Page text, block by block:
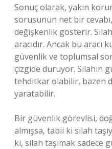
Sonuç olarak, yakın
sorusunun net bir
değişkenlik gösterir.
aracıdır. Ancak bu aracı
güvenlik ve toplumsal
çizgide duruyor. Silahın
tehditkar olabilir, bazen
yaratabilir.
Bir güvenlik görevlisi,
almışsa, tabii ki silah
ki, silah taşımak sadece